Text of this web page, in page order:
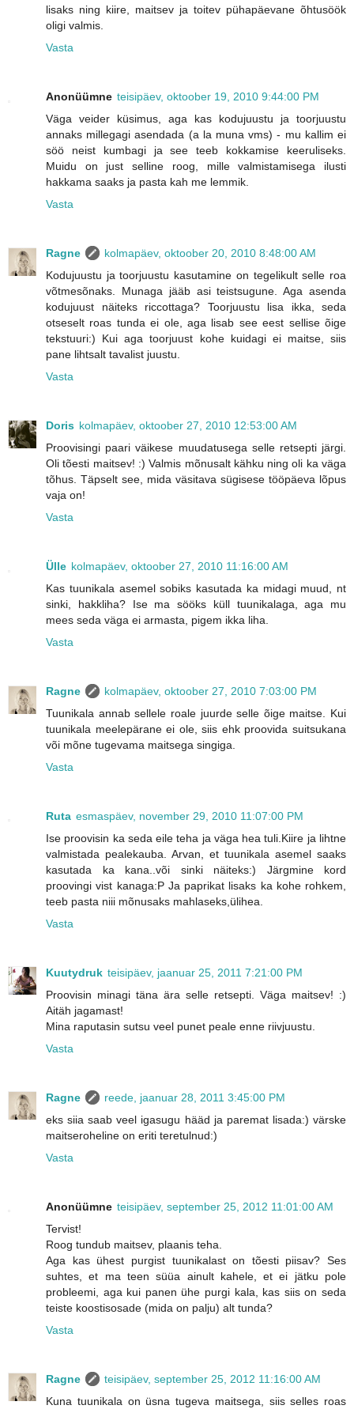
lisaks ning kiire, maitsev ja toitev pühapäevane õhtusöök
oligi valmis.
Vasta
Anonüümne teisipäev, oktoober 19, 2010 9:44:00 PM
Väga veider küsimus, aga kas kodujuustu ja toorjuustu
annaks millegagi asendada (a la muna vms) - mu kallim ei
söö neist kumbagi ja see teeb kokkamise keeruliseks.
Muidu on just selline roog, mille valmistamisega ilusti
hakkama saaks ja pasta kah me lemmik.
Vasta
Ragne
kolmapäev, oktoober 20, 2010 8:48:00 AM
Kodujuustu ja toorjuustu kasutamine on tegelikult selle roa
võtmesõnaks. Munaga jääb asi teistsugune. Aga asenda
kodujuust näiteks riccottaga? Toorjuustu lisa ikka, seda
otseselt roas tunda ei ole, aga lisab see eest sellise õige
tekstuuri:) Kui aga toorjuust kohe kuidagi ei maitse, siis
pane lihtsalt tavalist juustu.
Vasta
Doris kolmapäev, oktoober 27, 2010 12:53:00 AM
Proovisingi paari väikese muudatusega selle retsepti järgi.
Oli tõesti maitsev! :) Valmis mõnusalt kähku ning oli ka väga
tõhus. Täpselt see, mida väsitava sügisese tööpäeva lõpus
vaja on!
Vasta
Ülle kolmapäev, oktoober 27, 2010 11:16:00 AM
Kas tuunikala asemel sobiks kasutada ka midagi muud, nt
sinki, hakkliha? Ise ma sööks küll tuunikalaga, aga mu
mees seda väga ei armasta, pigem ikka liha.
Vasta
Ragne
kolmapäev, oktoober 27, 2010 7:03:00 PM
Tuunikala annab sellele roale juurde selle õige maitse. Kui
tuunikala meelepärane ei ole, siis ehk proovida suitsukana
või mõne tugevama maitsega singiga.
Vasta
Ruta esmaspäev, november 29, 2010 11:07:00 PM
Ise proovisin ka seda eile teha ja väga hea tuli.Kiire ja lihtne
valmistada pealekauba. Arvan, et tuunikala asemel saaks
kasutada ka kana..või sinki näiteks:) Järgmine kord
proovingi vist kanaga:P Ja paprikat lisaks ka kohe rohkem,
teeb pasta niii mõnusaks mahlaseks,ülihea.
Vasta
Kuutydruk teisipäev, jaanuar 25, 2011 7:21:00 PM
Proovisin minagi täna ära selle retsepti. Väga maitsev! :)
Aitäh jagamast!
Mina raputasin sutsu veel punet peale enne riivjuustu.
Vasta
Ragne
reede, jaanuar 28, 2011 3:45:00 PM
eks siia saab veel igasugu hääd ja paremat lisada:) värske
maitseroheline on eriti teretulnud:)
Vasta
Anonüümne teisipäev, september 25, 2012 11:01:00 AM
Tervist!
Roog tundub maitsev, plaanis teha.
Aga kas ühest purgist tuunikalast on tõesti piisav? Ses
suhtes, et ma teen süüa ainult kahele, et ei jätku pole
probleemi, aga kui panen ühe purgi kala, kas siis on seda
teiste koostisosade (mida on palju) alt tunda?
Vasta
Ragne
teisipäev, september 25, 2012 11:16:00 AM
Kuna tuunikala on üsna tugeva maitsega, siis selles roas